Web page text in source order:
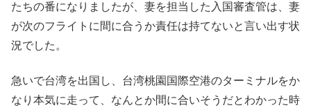
たちの番になりましたが、妻を担当した入国審査管は、妻
が次のフライトに間に合うか責任は持てないと言い出す状
況でした。
急いで台湾を出国し、台湾桃園国際空港のターミナルをか
なり本気に走って、なんとか間に合いそうだとわかった時